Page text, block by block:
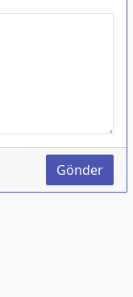
Gönder